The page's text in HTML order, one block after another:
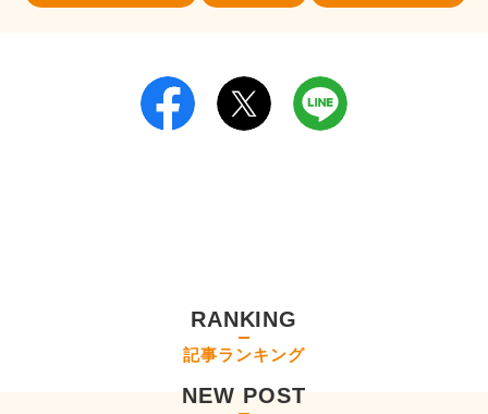
RANKING
記事ランキング
NEW POST